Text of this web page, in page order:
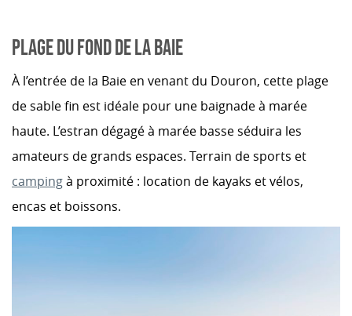
PLAGE DU FOND DE LA BAIE
À l’entrée de la Baie en venant du Douron, cette plage
de sable fin est idéale pour une baignade à marée
haute. L’estran dégagé à marée basse séduira les
amateurs de grands espaces. Terrain de sports et
campingà proximité : location de kayaks et vélos,
encas et boissons.